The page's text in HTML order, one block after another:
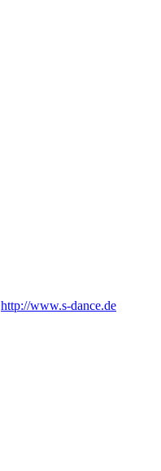
http://www.s-dance.de